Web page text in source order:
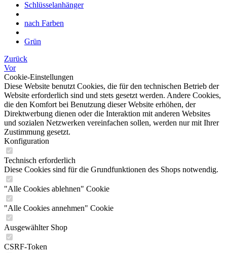
Schlüsselanhänger
nach Farben
Grün
Zurück
Vor
Cookie-Einstellungen
Diese Website benutzt Cookies, die für den technischen Betrieb der
Website erforderlich sind und stets gesetzt werden. Andere Cookies,
die den Komfort bei Benutzung dieser Website erhöhen, der
Direktwerbung dienen oder die Interaktion mit anderen Websites
und sozialen Netzwerken vereinfachen sollen, werden nur mit Ihrer
Zustimmung gesetzt.
Konfiguration
Technisch erforderlich
Diese Cookies sind für die Grundfunktionen des Shops notwendig.
"Alle Cookies ablehnen" Cookie
"Alle Cookies annehmen" Cookie
Ausgewählter Shop
CSRF-Token